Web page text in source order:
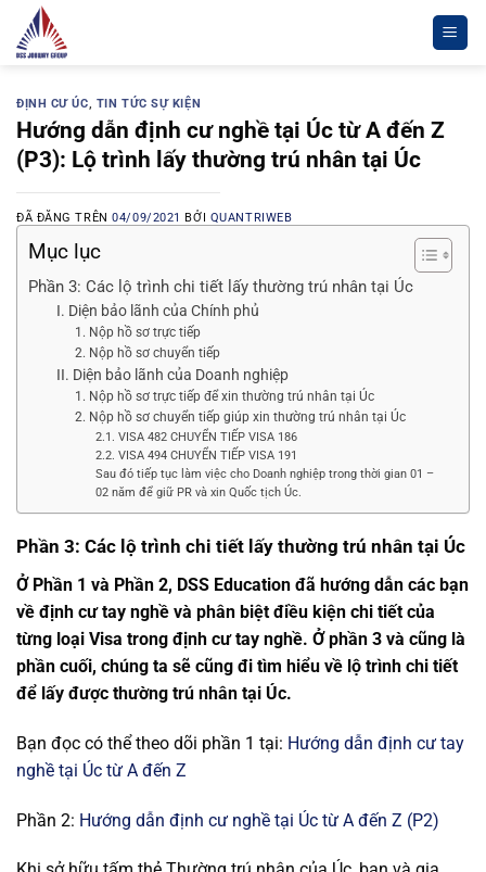
Chuyển
đến
dungĐỊNH CƯ ÚC, TIN TỨC SỰ KIỆN
Hướng dẫn định cư nghề tại Úc từ A đến Z
(P3): Lộ trình lấy thường trú nhân tại Úc
ĐÃ ĐĂNG TRÊN04/09/2021 BỞI QUANTRIWEB
Mục lục
Phần 3: Các lộ trình chi tiết lấy thường trú nhân tại Úc
I. Diện bảo lãnh của Chính phủ
1. Nộp hồ sơ trực tiếp
2. Nộp hồ sơ chuyển tiếp
II. Diện bảo lãnh của Doanh nghiệp
1. Nộp hồ sơ trực tiếp để xin thường trú nhân tại Úc
2. Nộp hồ sơ chuyển tiếp giúp xin thường trú nhân tại Úc
2.1. VISA 482 CHUYỂN TIẾP VISA 186
2.2. VISA 494 CHUYỂN TIẾP VISA 191
Sau đó tiếp tục làm việc cho Doanh nghiệp trong thời gian 01 –
02 năm để giữ PR và xin Quốc tịch Úc.
Phần 3: Các lộ trình chi tiết lấy thường trú nhân tại Úc
Ở Phần 1 và Phần 2, DSS Education đã hướng dẫn các bạn
về định cư tay nghề và phân biệt điều kiện chi tiết của
từng loại Visa trong định cư tay nghề. Ở phần 3 và cũng là
phần cuối, chúng ta sẽ cũng đi tìm hiểu về lộ trình chi tiết
để lấy được thường trú nhân tại Úc.
Bạn đọc có thể theo dõi phần 1 tại: Hướng dẫn định cư tay
nghề tại Úc từ A đến Z
Phần 2: Hướng dẫn định cư nghề tại Úc từ A đến Z (P2)